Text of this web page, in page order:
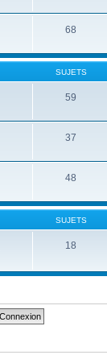
68
SUJETS
59
37
48
SUJETS
18